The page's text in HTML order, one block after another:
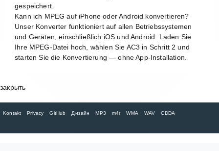
gespeichert.
Kann ich MPEG auf iPhone oder Android konvertieren?
Unser Konverter funktioniert auf allen Betriebssystemen
und Geräten, einschließlich iOS und Android. Laden Sie
Ihre MPEG-Datei hoch, wählen Sie AC3 in Schritt 2 und
starten Sie die Konvertierung — ohne App-Installation.
закрыть
Kontakt Privacy GitHub Дизайн MP3 m4r WMA WAV CDDA